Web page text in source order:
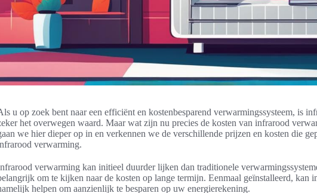
u op zoek bent naar een efficiënt en kostenbesparend verwarmingssysteem, is
het overwegen waard. Maar wat zijn nu precies de kosten van infrarood
we hier dieper op in en verkennen we de verschillende prijzen en kosten die
verwarming.
verwarming kan initieel duurder lijken dan traditionele
om te kijken naar de kosten op lange termijn. Eenmaal geïnstalleerd, kan
helpen om aanzienlijk te besparen op uw energierekening.